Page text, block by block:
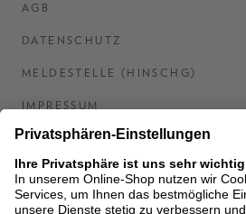
AGB
DATENSCHUTZ
MELDESTELLE (HINSCHG)
IMPRESSUM
BARRIEREFREIHEITSERKLÄRUNG
KONTAKT
COOKIES